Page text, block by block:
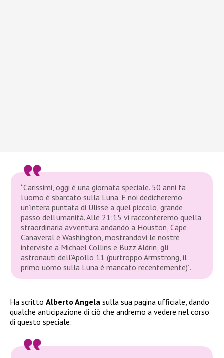
“Carissimi, oggi è una giornata speciale. 50 anni fa
l’uomo è sbarcato sulla Luna. E noi dedicheremo
un’intera puntata di Ulisse a quel piccolo, grande
passo dell’umanità. Alle 21:15 vi racconteremo quella
straordinaria avventura andando a Houston, Cape
Canaveral e Washington, mostrandovi le nostre
interviste a Michael Collins e Buzz Aldrin, gli
astronauti dell’Apollo 11 (purtroppo Armstrong, il
primo uomo sulla Luna è mancato recentemente)”.
Ha scritto Alberto Angela sulla sua pagina ufficiale, dando
qualche anticipazione di ciò che andremo a vedere nel corso
di questo speciale: